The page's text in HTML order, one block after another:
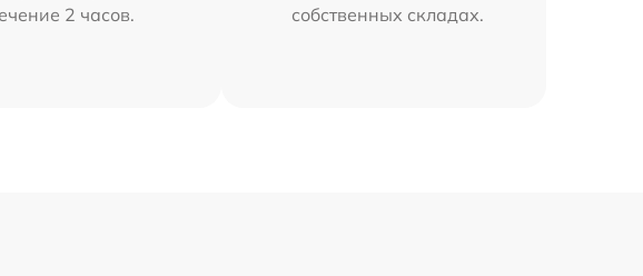
2 часов.
собственных складах.